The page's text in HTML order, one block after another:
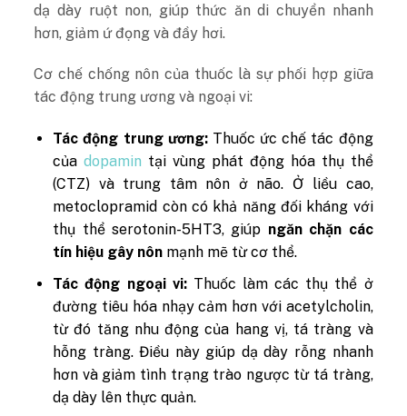
dạ dày ruột non, giúp thức ăn di chuyển nhanh
hơn, giảm ứ đọng và đầy hơi.
Cơ chế chống nôn của thuốc là sự phối hợp giữa
tác động trung ương và ngoại vi:
Tác động trung ương:Thuốc ức chế tác động
củadopamin tại vùng phát động hóa thụ thể
(CTZ) và trung tâm nôn ở não. Ở liều cao,
metoclopramid còn có khả năng đối kháng với
thụ thể serotonin-5HT3, giúp ngăn chặn các
tín hiệu gây nôn mạnh mẽ từ cơ thể.
Tác động ngoại vi:Thuốc làm các thụ thể ở
đường tiêu hóa nhạy cảm hơn với acetylcholin,
từ đó tăng nhu động của hang vị, tá tràng và
hỗng tràng. Điều này giúp dạ dày rỗng nhanh
hơn và giảm tình trạng trào ngược từ tá tràng,
dạ dày lên thực quản.